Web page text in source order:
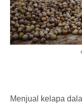
Menjual kelapa